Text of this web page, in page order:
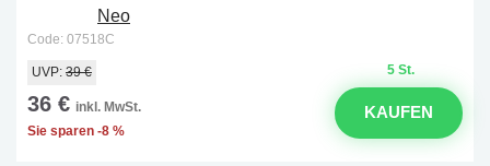
Code: 07518C
5 St.
UVP: 39 €
36 € inkl. MwSt.
Sie sparen -8 %
KAUFEN